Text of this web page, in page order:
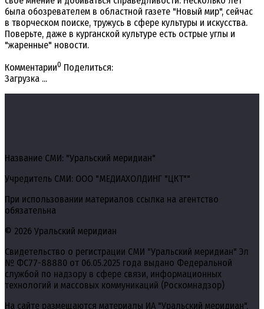
была обозревателем в областной газете "Новый мир", сейчас
в творческом поиске, тружусь в сфере культуры и искусства.
Поверьте, даже в курганской культуре есть острые углы и
"жаренные" новости.
Комментарии0 Поделиться:
Загрузка ...
Название СМИ: "Уральский меридиан"
Учредитель СМИ: ООО "МЕДИАХОЛДИНГ "ЦКТ""
При использовании материалов ссылка на агентство
обязательна
© 2026 Уральский меридиан
Свидетельство о регистрации СМИ "Уральский меридиан" Эл
№ ФС77-88880 от 06.05.2025 года выдано Федеральной
службой по надзору в сфере связи, информационных
технологий и массовых коммуникаций (Роскомнадзор)
На сайте размещаются материалы ИА "Уральский меридиан",